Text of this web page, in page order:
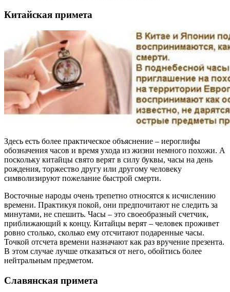
Китайская примета
Здесь есть более практическое объяснение – иероглифы
обозначения часов и время ухода из жизни немного похожи. А
поскольку китайцы свято верят в силу буквы, часы на день
рождения, торжество другу или другому человеку
символизируют пожелание быстрой смерти.
Восточные народы очень трепетно относятся к исчислению
времени. Практикуя покой, они предпочитают не следить за
минутами, не спешить. Часы – это своеобразный счетчик,
приближающий к концу. Китайцы верят – человек проживет
ровно столько, сколько ему отсчитают подаренные часы.
Точкой отсчета времени назначают как раз вручение презента.
В этом случае лучше отказаться от него, обойтись более
нейтральным предметом.
Славянская примета